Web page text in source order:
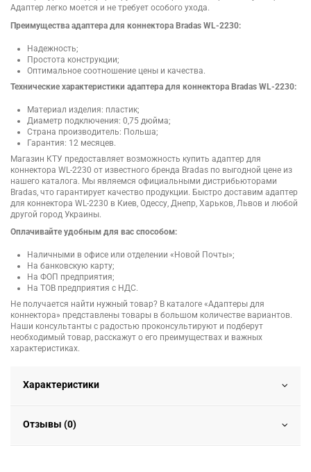
Адаптер легко моется и не требует особого ухода.
Преимущества адаптера для коннектора Bradas WL-2230:
Надежность;
Простота конструкции;
Оптимальное соотношение цены и качества.
Технические характеристики адаптера для коннектора Bradas WL-2230:
Материал изделия: пластик;
Диаметр подключения: 0,75 дюйма;
Страна производитель: Польша;
Гарантия: 12 месяцев.
Магазин КТУ предоставляет возможность купить адаптер для
коннектора WL-2230 от известного бренда Bradas по выгодной цене из
нашего каталога. Мы являемся официальными дистрибьюторами
Bradas, что гарантирует качество продукции. Быстро доставим адаптер
для коннектора WL-2230 в Киев, Одессу, Днепр, Харьков, Львов и любой
другой город Украины.
Оплачивайте удобным для вас способом:
Наличными в офисе или отделении «Новой Почты»;
На банковскую карту;
На ФОП предприятия;
На ТОВ предприятия с НДС.
Не получается найти нужный товар? В каталоге «Адаптеры для
коннектора» представлены товары в большом количестве вариантов.
Наши консультанты с радостью проконсультируют и подберут
необходимый товар, расскажут о его преимуществах и важных
характеристиках.
Характеристики
Отзывы (0)